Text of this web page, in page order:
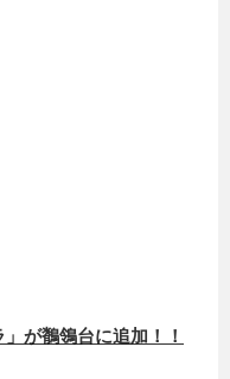
が鶺鴒台に追加！！